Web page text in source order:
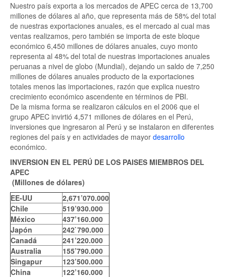
Nuestro país exporta a los mercados de APEC cerca de 13,700
millones de dólares al año, que representa más de 58% del total
de nuestras exportaciones anuales, es el mercado al cual mas
ventas realizamos, pero también se importa de este bloque
económico 6,450 millones de dólares anuales, cuyo monto
representa al 48% del total de nuestras importaciones anuales
peruanas a nivel de globo (Mundial), dejando un saldo de 7,250
millones de dólares anuales producto de la exportaciones
totales menos las importaciones, razón que explica nuestro
crecimiento económico ascendente en términos de PBI.
De la misma forma se realizaron cálculos en el 2006 que el
grupo APEC invirtió 4,571 millones de dólares en el Perú,
inversiones que ingresaron al Perú y se instalaron en diferentes
regiones del país y en actividades de mayor desarrollo
económico.
INVERSION EN EL PERÚ DE LOS PAISES MIEMBROS DEL
APEC
(Millones de dólares)
EE-UU
2,671’070.000
Chile
519’930.000
México
437’160.000
Japón
242`790.000
Canadá
241’220.000
Australia
155’790.000
Singapur
123’500.000
China
122’160.000